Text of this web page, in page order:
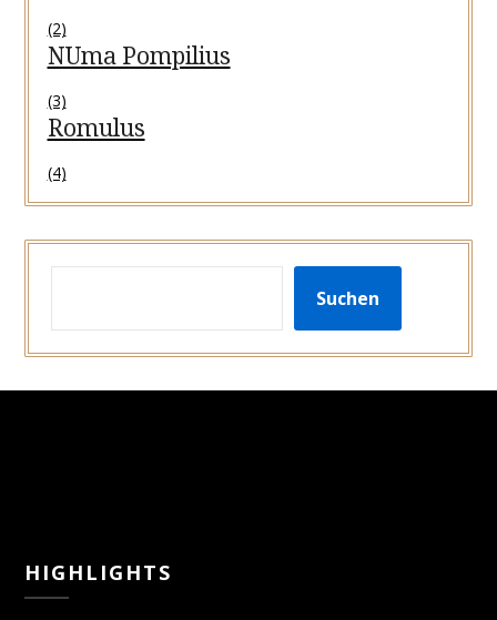
(2)
NUma Pompilius
(3)
Romulus
(4)
Suchen
HIGHLIGHTS